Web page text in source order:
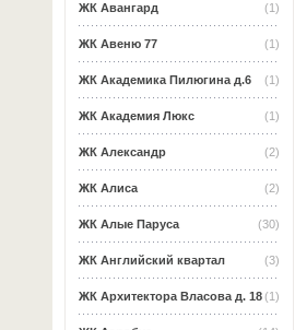
(1)
ЖК Авангард
(1)
ЖК Авеню 77
(1)
ЖК Академика Пилюгина д.6
(1)
ЖК Академия Люкс
(2)
ЖК Александр
(2)
ЖК Алиса
(30)
ЖК Алые Паруса
(3)
ЖК Английский квартал
(1)
ЖК Архитектора Власова д. 18